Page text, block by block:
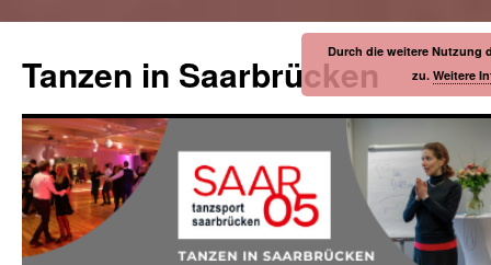
Tanzen in SaarbrückenDurch die weitere Nutzung
zu. Weitere